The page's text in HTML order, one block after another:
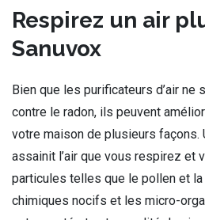
Respirez un air
Sanuvox
Bien que les purificateurs d’air ne
contre le radon, ils peuvent
votre maison de plusieurs façons.
assainit l’air que vous respirez et
particules telles que le pollen et
chimiques nocifs et les micro-